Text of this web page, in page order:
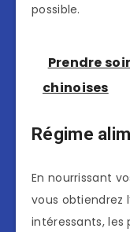
possible.
Prendre
chinoises
Régime
En nourrissant
vous obtiendrez
intéressants, les